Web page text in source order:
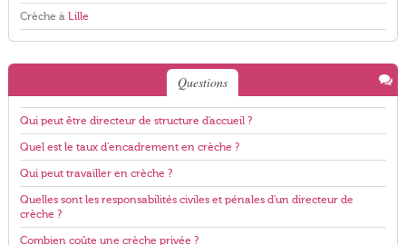
Crèche à Lille
Questions
Qui peut être directeur de structure d'accueil ?
Quel est le taux d'encadrement en crèche ?
Qui peut travailler en crèche ?
Quelles sont les responsabilités civiles et pénales d'un directeur de
crèche ?
Combien coûte une crèche privée ?